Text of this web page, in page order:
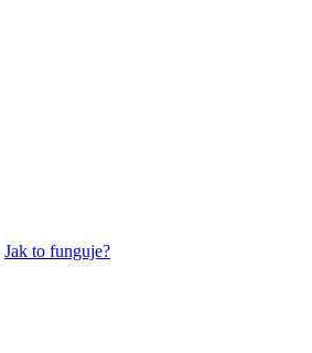
Jak to funguje?